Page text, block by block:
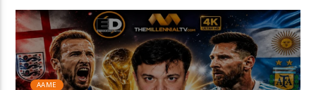
AAME